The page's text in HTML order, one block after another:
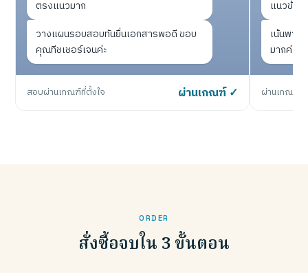
ตรงแนวมาก
วางแผนรอบสอบทันยื่นเอกสารพอดี ขอบ
คุณทีชเชอร์เจนค่ะ
สอบผ่านเกณฑ์ที่ตั้งใจ ผ่านเกณฑ์ ✓
แนวข้อส
เน้นพาร์
มากค่ะ
ผ่านเกณฑ์ห
ORDER
สั่งซื้อจบใน 3 ขั้นตอน